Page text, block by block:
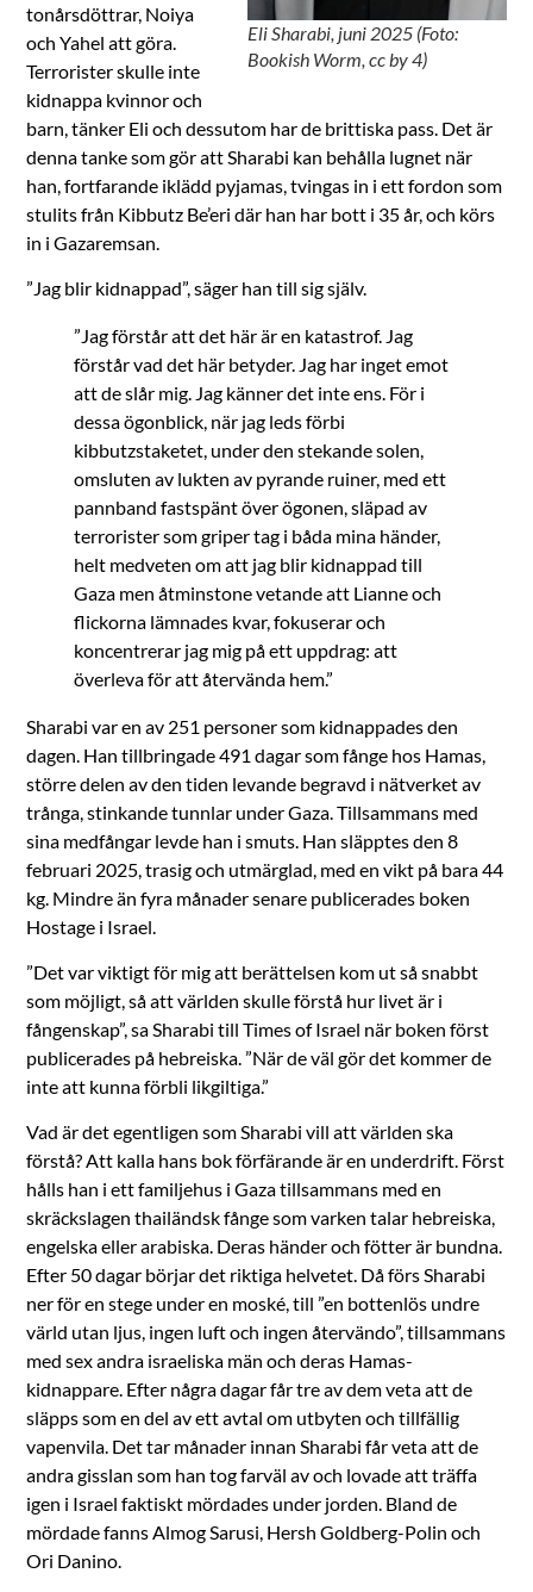
Eli Sharabi, juni 2025 (Foto:
Bookish Worm, cc by 4)
tonårsdöttrar, Noiya
och Yahel att göra.
Terrorister skulle inte
kidnappa kvinnor och
barn, tänker Eli och dessutom har de brittiska pass. Det är
denna tanke som gör att Sharabi kan behålla lugnet när
han, fortfarande iklädd pyjamas, tvingas in i ett fordon som
stulits från Kibbutz Be’eri där han har bott i 35 år, och körs
in i Gazaremsan.
”Jag blir kidnappad”, säger han till sig själv.
”Jag förstår att det här är en katastrof. Jag
förstår vad det här betyder. Jag har inget emot
att de slår mig. Jag känner det inte ens. För i
dessa ögonblick, när jag leds förbi
kibbutzstaketet, under den stekande solen,
omsluten av lukten av pyrande ruiner, med ett
pannband fastspänt över ögonen, släpad av
terrorister som griper tag i båda mina händer,
helt medveten om att jag blir kidnappad till
Gaza men åtminstone vetande att Lianne och
flickorna lämnades kvar, fokuserar och
koncentrerar jag mig på ett uppdrag: att
överleva för att återvända hem.”
Sharabi var en av 251 personer som kidnappades den
dagen. Han tillbringade 491 dagar som fånge hos Hamas,
större delen av den tiden levande begravd i nätverket av
trånga, stinkande tunnlar under Gaza. Tillsammans med
sina medfångar levde han i smuts. Han släpptes den 8
februari 2025, trasig och utmärglad, med en vikt på bara 44
kg. Mindre än fyra månader senare publicerades boken
Hostage i Israel.
”Det var viktigt för mig att berättelsen kom ut så snabbt
som möjligt, så att världen skulle förstå hur livet är i
fångenskap”, sa Sharabi till Times of Israel när boken först
publicerades på hebreiska. ”När de väl gör det kommer de
inte att kunna förbli likgiltiga.”
Vad är det egentligen som Sharabi vill att världen ska
förstå? Att kalla hans bok förfärande är en underdrift. Först
hålls han i ett familjehus i Gaza tillsammans med en
skräckslagen thailändsk fånge som varken talar hebreiska,
engelska eller arabiska. Deras händer och fötter är bundna.
Efter 50 dagar börjar det riktiga helvetet. Då förs Sharabi
ner för en stege under en moské, till ”en bottenlös undre
värld utan ljus, ingen luft och ingen återvändo”, tillsammans
med sex andra israeliska män och deras Hamas-
kidnappare. Efter några dagar får tre av dem veta att de
släpps som en del av ett avtal om utbyten och tillfällig
vapenvila. Det tar månader innan Sharabi får veta att de
andra gisslan som han tog farväl av och lovade att träffa
igen i Israel faktiskt mördades under jorden. Bland de
mördade fanns Almog Sarusi, Hersh Goldberg-Polin och
Ori Danino.